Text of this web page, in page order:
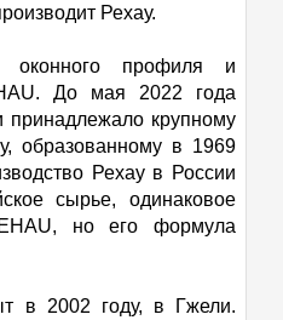
Рехау.
оконного профиля и
До мая 2022 года
принадлежало крупному
образованному в 1969
Рехау в России
сырье, одинаковое
но его формула
в 2002 году, в Гжели.